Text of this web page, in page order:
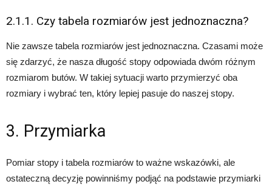
2.1.1. Czy tabela rozmiarów jest jednoznaczna?
Nie zawsze tabela rozmiarów jest jednoznaczna. Czasami może
się zdarzyć, że nasza długość stopy odpowiada dwóm różnym
rozmiarom butów. W takiej sytuacji warto przymierzyć oba
rozmiary i wybrać ten, który lepiej pasuje do naszej stopy.
3. Przymiarka
Pomiar stopy i tabela rozmiarów to ważne wskazówki, ale
ostateczną decyzję powinniśmy podjąć na podstawie przymiarki